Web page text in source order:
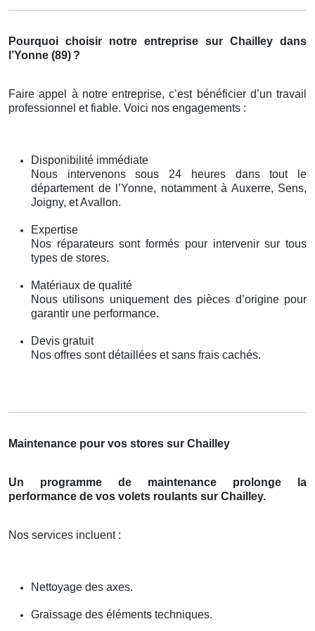
Pourquoi choisir notre entreprise sur Chailley dans
l’Yonne (89) ?
Faire appel à notre entreprise, c’est bénéficier d’un travail
professionnel et fiable. Voici nos engagements :
Disponibilité immédiate
Nous intervenons sous 24 heures dans tout le
département de l’Yonne, notamment à Auxerre, Sens,
Joigny, et Avallon.
Expertise
Nos réparateurs sont formés pour intervenir sur tous
types de stores.
Matériaux de qualité
Nous utilisons uniquement des pièces d’origine pour
garantir une performance.
Devis gratuit
Nos offres sont détaillées et sans frais cachés.
Maintenance pour vos stores sur Chailley
Un programme de maintenance prolonge la
performance de vos volets roulants sur Chailley.
Nos services incluent :
Nettoyage des axes.
Graissage des éléments techniques.